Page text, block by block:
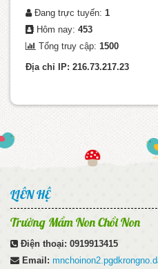
Đang trực tuyến: 1
Hôm nay: 453
Tổng truy cập: 1500
Địa chỉ IP: 216.73.217.23
LIÊN HỆ
Trường Mầm Non Chồi Non
Điện thoại: 0919913415
Email: